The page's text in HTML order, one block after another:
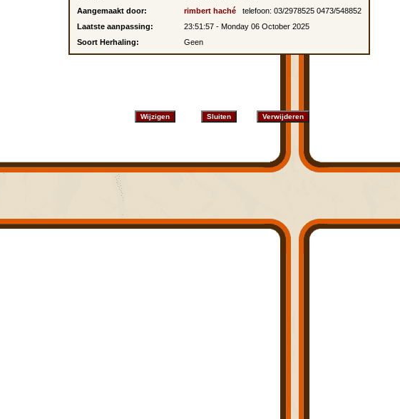
Aangemaakt door:
rimbert hachételefoon: 03/2978525 0473/548852
Laatste aanpassing:
23:51:57 - Monday 06 October 2025
Soort Herhaling:
Geen